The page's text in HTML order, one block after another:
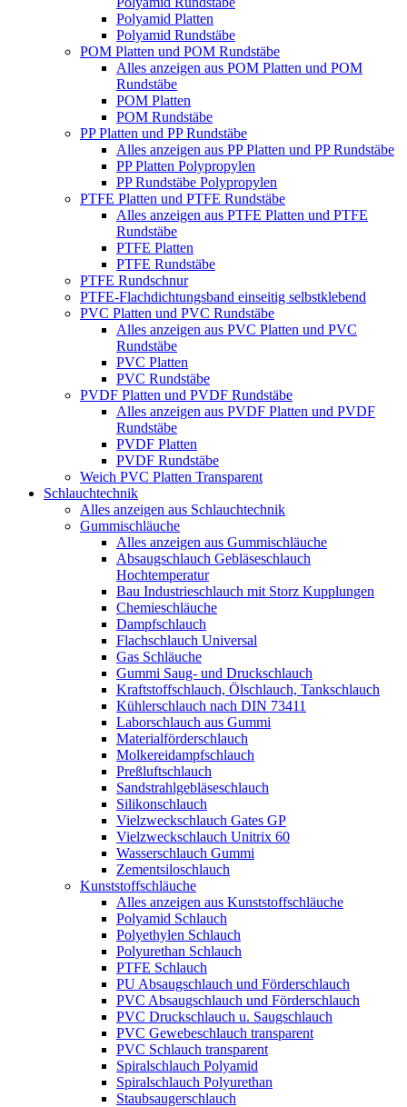
Polyamid Platten
Polyamid Rundstäbe
POM Platten und POM Rundstäbe
Alles anzeigen aus POM Platten und POM
Rundstäbe
POM Platten
POM Rundstäbe
PP Platten und PP Rundstäbe
Alles anzeigen aus PP Platten und PP Rundstäbe
PP Platten Polypropylen
PP Rundstäbe Polypropylen
PTFE Platten und PTFE Rundstäbe
Alles anzeigen aus PTFE Platten und PTFE
Rundstäbe
PTFE Platten
PTFE Rundstäbe
PTFE Rundschnur
PTFE-Flachdichtungsband einseitig selbstklebend
PVC Platten und PVC Rundstäbe
Alles anzeigen aus PVC Platten und PVC
Rundstäbe
PVC Platten
PVC Rundstäbe
PVDF Platten und PVDF Rundstäbe
Alles anzeigen aus PVDF Platten und PVDF
Rundstäbe
PVDF Platten
PVDF Rundstäbe
Weich PVC Platten Transparent
Schlauchtechnik
Alles anzeigen aus Schlauchtechnik
Gummischläuche
Alles anzeigen aus Gummischläuche
Absaugschlauch Gebläseschlauch
Hochtemperatur
Bau Industrieschlauch mit Storz Kupplungen
Chemieschläuche
Dampfschlauch
Flachschlauch Universal
Gas Schläuche
Gummi Saug- und Druckschlauch
Kraftstoffschlauch, Ölschlauch, Tankschlauch
Kühlerschlauch nach DIN 73411
Laborschlauch aus Gummi
Materialförderschlauch
Molkereidampfschlauch
Preßluftschlauch
Sandstrahlgebläseschlauch
Silikonschlauch
Vielzweckschlauch Gates GP
Vielzweckschlauch Unitrix 60
Wasserschlauch Gummi
Zementsiloschlauch
Kunststoffschläuche
Alles anzeigen aus Kunststoffschläuche
Polyamid Schlauch
Polyethylen Schlauch
Polyurethan Schlauch
PTFE Schlauch
PU Absaugschlauch und Förderschlauch
PVC Absaugschlauch und Förderschlauch
PVC Druckschlauch u. Saugschlauch
PVC Gewebeschlauch transparent
PVC Schlauch transparent
Spiralschlauch Polyamid
Spiralschlauch Polyurethan
Staubsaugerschlauch